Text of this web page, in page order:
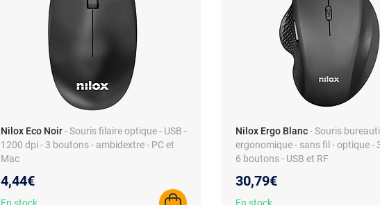
Nilox Eco Noir- Souris filaire optique - USB -
1200 dpi - 3 boutons - ambidextre - PC et
Mac
4,44€
Nilox Ergo Blanc- Souris
ergonomique - sans fil - optique -
6 boutons - USB et RF
30,79€